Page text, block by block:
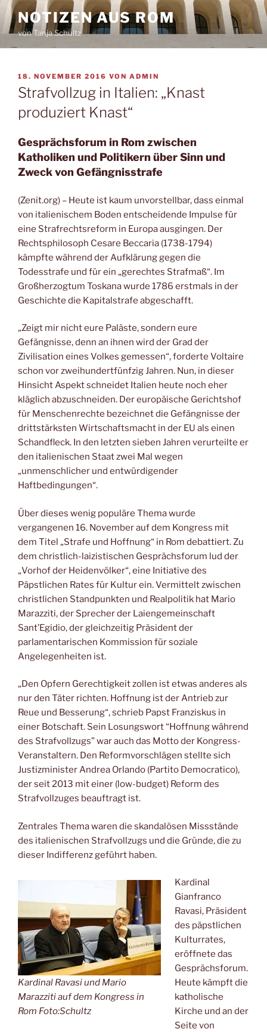
Zum
Inhalt
springen
NOTIZEN AUS ROM
von Tanja Schultz
VERÖFFENTLICHT
AM
18. NOVEMBER 2016 VON ADMIN
Strafvollzug in Italien: „Knast
produziert Knast“
Gesprächsforum in Rom zwischen
Katholiken und Politikern über Sinn und
Zweck von Gefängnisstrafe
(Zenit.org) – Heute ist kaum unvorstellbar, dass einmal
von italienischem Boden entscheidende Impulse für
eine Strafrechtsreform in Europa ausgingen. Der
Rechtsphilosoph Cesare Beccaria (1738-1794)
kämpfte während der Aufklärung gegen die
Todesstrafe und für ein „gerechtes Strafmaß“. Im
Großherzogtum Toskana wurde 1786 erstmals in der
Geschichte die Kapitalstrafe abgeschafft.
„Zeigt mir nicht eure Paläste, sondern eure
Gefängnisse, denn an ihnen wird der Grad der
Zivilisation eines Volkes gemessen“, forderte Voltaire
schon vor zweihundertfünfzig Jahren. Nun, in dieser
Hinsicht Aspekt schneidet Italien heute noch eher
kläglich abzuschneiden. Der europäische Gerichtshof
für Menschenrechte bezeichnet die Gefängnisse der
drittstärksten Wirtschaftsmacht in der EU als einen
Schandfleck. In den letzten sieben Jahren verurteilte er
den italienischen Staat zwei Mal wegen
„unmenschlicher und entwürdigender
Haftbedingungen“.
Über dieses wenig populäre Thema wurde
vergangenen 16. November auf dem Kongress mit
dem Titel „Strafe und Hoffnung“ in Rom debattiert. Zu
dem christlich-laizistischen Gesprächsforum lud der
„Vorhof der Heidenvölker“, eine Initiative des
Päpstlichen Rates für Kultur ein. Vermittelt zwischen
christlichen Standpunkten und Realpolitik hat Mario
Marazziti, der Sprecher der Laiengemeinschaft
Sant’Egidio, der gleichzeitig Präsident der
parlamentarischen Kommission für soziale
Angelegenheiten ist.
„Den Opfern Gerechtigkeit zollen ist etwas anderes als
nur den Täter richten. Hoffnung ist der Antrieb zur
Reue und Besserung“, schrieb Papst Franziskus in
einer Botschaft. Sein Losungswort “Hoffnung während
des Strafvollzugs” war auch das Motto der Kongress-
Veranstaltern. Den Reformvorschlägen stellte sich
Justizminister Andrea Orlando (Partito Democratico),
der seit 2013 mit einer (low-budget) Reform des
Strafvollzuges beauftragt ist.
Zentrales Thema waren die skandalösen Missstände
des italienischen Strafvollzugs und die Gründe, die zu
dieser Indifferenz geführt haben.
Kardinal Ravasi und Mario
Marazziti auf dem Kongress in
Rom Foto:Schultz
Kardinal
Gianfranco
Ravasi, Präsident
des päpstlichen
Kulturrates,
eröffnete das
Gesprächsforum.
Heute kämpft die
katholische
Kirche und an der
Seite von